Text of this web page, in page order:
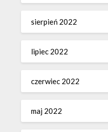
sierpień 2022
lipiec 2022
czerwiec 2022
maj 2022